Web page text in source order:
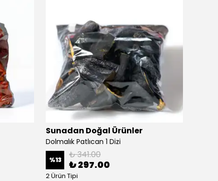
Sunadan Doğal Ürünler
Dolmalık Patlıcan 1 Dizi
%13 ₺ 341.00
₺ 297.00
2 Ürün Tipi